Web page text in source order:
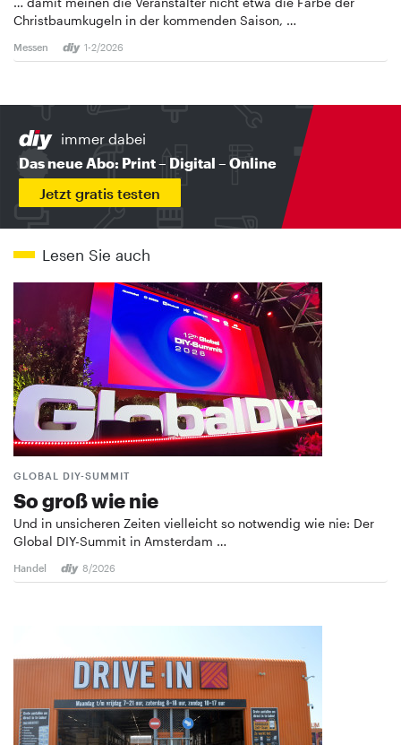
Christbaumkugeln in der kommenden Saison, …
Messen 1-2/2026
immer dabei
Das neue Abo: Print – Digital – Online
Jetzt gratis testen
Lesen Sie auch
GLOBAL DIY-SUMMIT
So groß wie nie
Und in unsicheren Zeiten vielleicht so notwendig wie nie: Der
Global DIY-Summit in Amsterdam …
Handel 8/2026